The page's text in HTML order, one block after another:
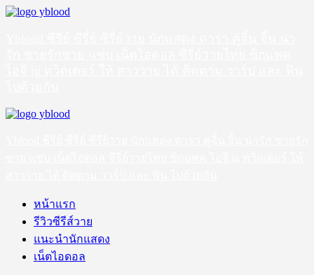
Skip
Primary
หน้าแรก
รีวิวซีรีส์วาย
แนะนำนักแสดง
เน็ตไอดอล